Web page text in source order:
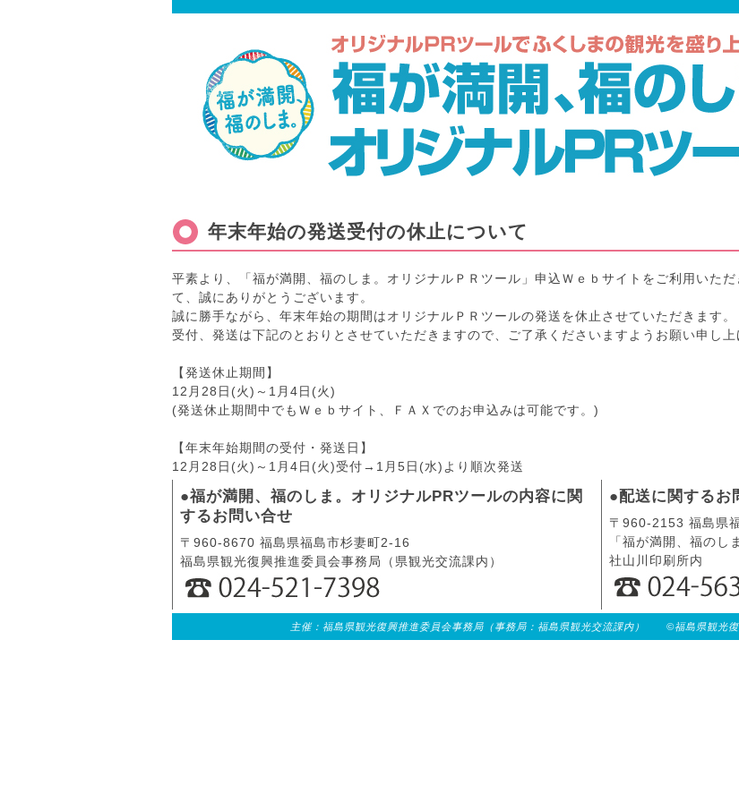
年末年始の発送受付の休止について
平素より、「福が満開、福のしま。オリジナルＰＲツール」申込Ｗｅｂサイトをご利用いただ
て、誠にありがとうございます。
誠に勝手ながら、年末年始の期間はオリジナルＰＲツールの発送を休止させていただきます。
受付、発送は下記のとおりとさせていただきますので、ご了承くださいますようお願い申し上
【発送休止期間】
12月28日(火)～1月4日(火)
(発送休止期間中でもＷｅｂサイト、ＦＡＸでのお申込みは可能です。)
【年末年始期間の受付・発送日】
12月28日(火)～1月4日(火)受付→1月5日(水)より順次発送
●福が満開、福のしま。オリジナルPRツールの内容に関
するお問い合せ
〒960-8670 福島県福島市杉妻町2-16
福島県観光復興推進委員会事務局（県観光交流課内）
●配送に関するお
〒960-2153 福島県
「福が満開、福の
社山川印刷所内
主催：福島県観光復興推進委員会事務局（事務局：福島県観光交流課内） ©福島県観光